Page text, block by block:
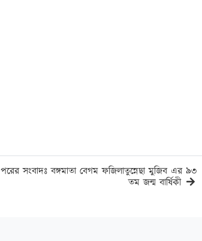
পরের সংবাদঃ বঙ্গমাতা বেগম ফজিলাতুন্নেছা মুজিব এর ৯৩
তম জন্ম বার্ষিকী